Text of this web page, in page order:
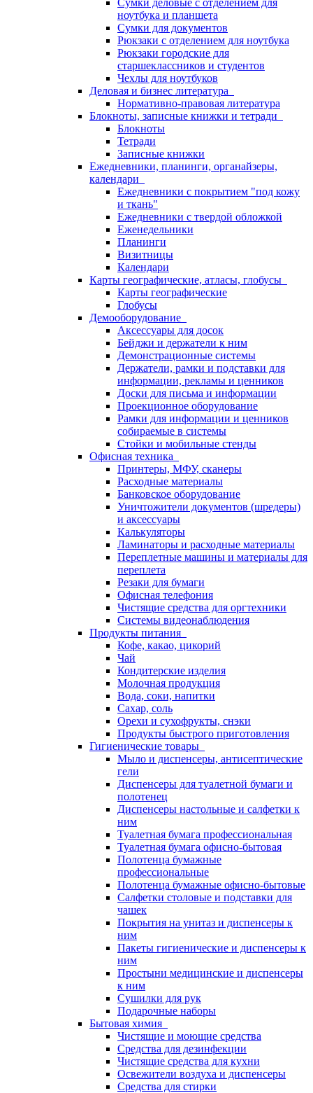
Сумки деловые с отделением для
ноутбука и планшета
Сумки для документов
Рюкзаки с отделением для ноутбука
Рюкзаки городские для
старшеклассников и студентов
Чехлы для ноутбуков
Деловая и бизнес литература
Нормативно-правовая литература
Блокноты, записные книжки и тетради
Блокноты
Тетради
Записные книжки
Ежедневники, планинги, органайзеры,
календари
Ежедневники с покрытием "под кожу
и ткань"
Ежедневники с твердой обложкой
Еженедельники
Планинги
Визитницы
Календари
Карты географические, атласы, глобусы
Карты географические
Глобусы
Демооборудование
Аксессуары для досок
Бейджи и держатели к ним
Демонстрационные системы
Держатели, рамки и подставки для
информации, рекламы и ценников
Доски для письма и информации
Проекционное оборудование
Рамки для информации и ценников
собираемые в системы
Стойки и мобильные стенды
Офисная техника
Принтеры, МФУ, сканеры
Расходные материалы
Банковское оборудование
Уничтожители документов (шредеры)
и аксессуары
Калькуляторы
Ламинаторы и расходные материалы
Переплетные машины и материалы для
переплета
Резаки для бумаги
Офисная телефония
Чистящие средства для оргтехники
Системы видеонаблюдения
Продукты питания
Кофе, какао, цикорий
Чай
Кондитерские изделия
Молочная продукция
Вода, соки, напитки
Сахар, соль
Орехи и сухофрукты, снэки
Продукты быстрого приготовления
Гигиенические товары
Мыло и диспенсеры, антисептические
гели
Диспенсеры для туалетной бумаги и
полотенец
Диспенсеры настольные и салфетки к
ним
Туалетная бумага профессиональная
Туалетная бумага офисно-бытовая
Полотенца бумажные
профессиональные
Полотенца бумажные офисно-бытовые
Салфетки столовые и подставки для
чашек
Покрытия на унитаз и диспенсеры к
ним
Пакеты гигиенические и диспенсеры к
ним
Простыни медицинские и диспенсеры
к ним
Сушилки для рук
Подарочные наборы
Бытовая химия
Чистящие и моющие средства
Средства для дезинфекции
Чистящие средства для кухни
Освежители воздуха и диспенсеры
Средства для стирки